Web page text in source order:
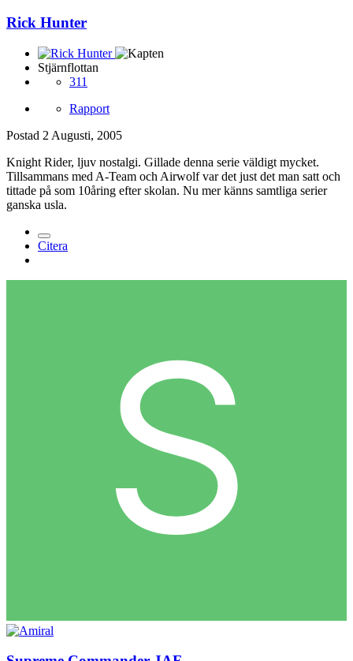
Rick Hunter
Stjärnflottan
311
Rapport
Postad 2 Augusti, 2005
Knight Rider, ljuv nostalgi. Gillade denna serie väldigt mycket.
Tillsammans med A-Team och Airwolf var det just det man satt och
tittade på som 10åring efter skolan. Nu mer känns samtliga serier
ganska usla.
Citera